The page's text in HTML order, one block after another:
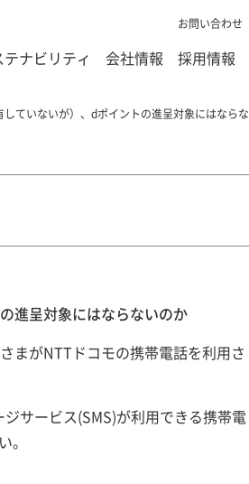
お問い合わせ
テナビリティ 会社情報 採用情報
ていないが）、dポイントの進呈対象にはならな
進呈対象にはならないのか
まがNTTドコモの携帯電話を利用さ
サービス(SMS)が利用できる携帯電
。